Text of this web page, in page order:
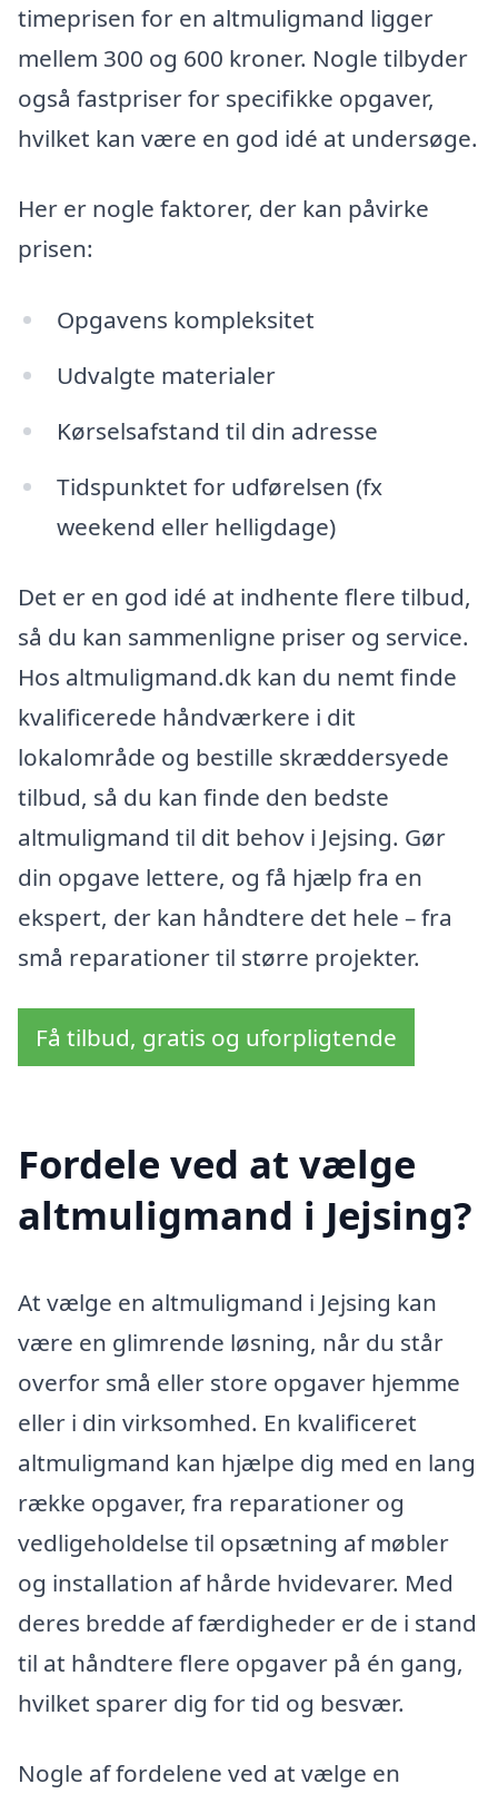
timeprisen for en altmuligmand ligger
mellem 300 og 600 kroner. Nogle tilbyder
også fastpriser for specifikke opgaver,
hvilket kan være en god idé at undersøge.
Her er nogle faktorer, der kan påvirke
prisen:
Opgavens kompleksitet
Udvalgte materialer
Kørselsafstand til din adresse
Tidspunktet for udførelsen (fx
weekend eller helligdage)
Det er en god idé at indhente flere tilbud,
så du kan sammenligne priser og service.
Hos altmuligmand.dk kan du nemt finde
kvalificerede håndværkere i dit
lokalområde og bestille skræddersyede
tilbud, så du kan finde den bedste
altmuligmand til dit behov i Jejsing. Gør
din opgave lettere, og få hjælp fra en
ekspert, der kan håndtere det hele – fra
små reparationer til større projekter.
Få tilbud, gratis og uforpligtende
Fordele ved at vælge
altmuligmand i Jejsing?
At vælge en altmuligmand i Jejsing kan
være en glimrende løsning, når du står
overfor små eller store opgaver hjemme
eller i din virksomhed. En kvalificeret
altmuligmand kan hjælpe dig med en lang
række opgaver, fra reparationer og
vedligeholdelse til opsætning af møbler
og installation af hårde hvidevarer. Med
deres bredde af færdigheder er de i stand
til at håndtere flere opgaver på én gang,
hvilket sparer dig for tid og besvær.
Nogle af fordelene ved at vælge en